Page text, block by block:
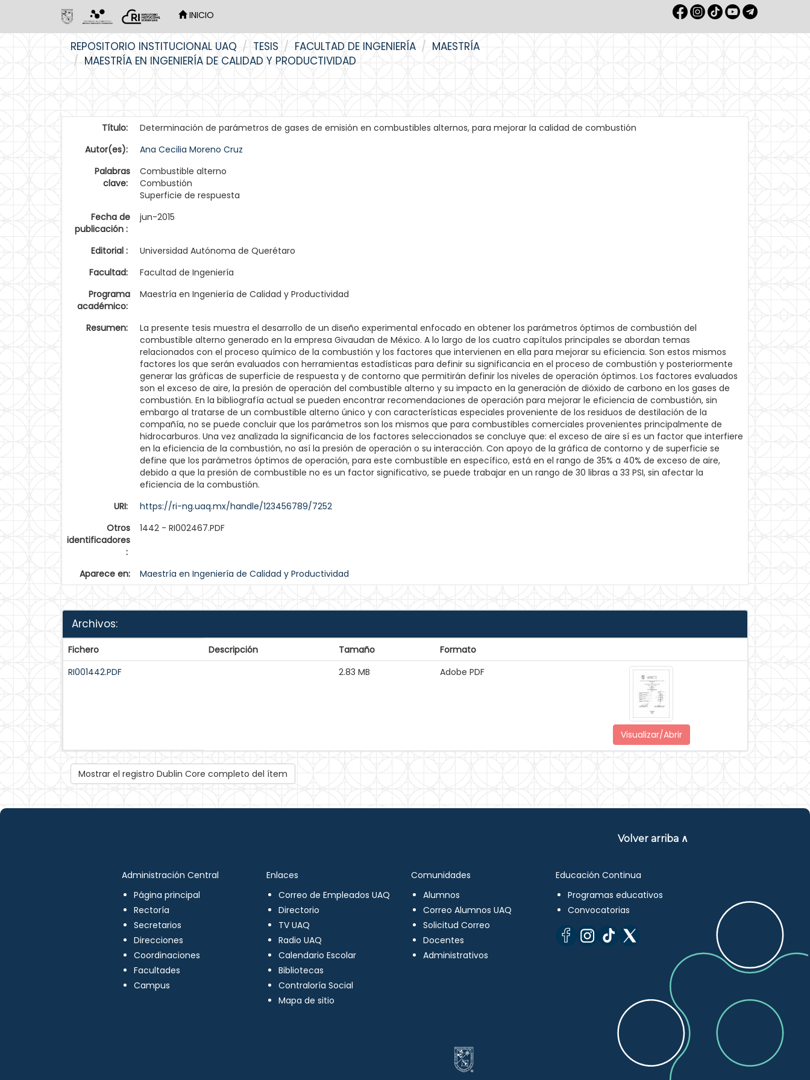
INICIO
REPOSITORIO INSTITUCIONAL UAQ TESIS FACULTAD DE INGENIERÍA
MAESTRÍA
MAESTRÍA EN INGENIERÍA DE CALIDAD Y PRODUCTIVIDAD
Título:
Determinación de parámetros de gases de emisión en combustibles alternos, para mejorar la calidad de combustión
Autor(es):
Ana Cecilia Moreno Cruz
Palabras
clave:
Combustible alterno
Combustión
Superficie de respuesta
Fecha de
publicación :
jun-2015
Editorial :
Universidad Autónoma de Querétaro
Facultad:
Facultad de Ingeniería
Programa
académico:
Maestría en Ingeniería de Calidad y Productividad
Resumen:
La presente tesis muestra el desarrollo de un diseño experimental enfocado en obtener los parámetros óptimos de combustión del
combustible alterno generado en la empresa Givaudan de México. A lo largo de los cuatro capítulos principales se abordan temas
relacionados con el proceso químico de la combustión y los factores que intervienen en ella para mejorar su eficiencia. Son estos mismos
factores los que serán evaluados con herramientas estadísticas para definir su significancia en el proceso de combustión y posteriormente
generar las gráficas de superficie de respuesta y de contorno que permitirán definir los niveles de operación óptimos. Los factores evaluados
son el exceso de aire, la presión de operación del combustible alterno y su impacto en la generación de dióxido de carbono en los gases de
combustión. En la bibliografía actual se pueden encontrar recomendaciones de operación para mejorar le eficiencia de combustión, sin
embargo al tratarse de un combustible alterno único y con características especiales proveniente de los residuos de destilación de la
compañía, no se puede concluir que los parámetros son los mismos que para combustibles comerciales provenientes principalmente de
hidrocarburos. Una vez analizada la significancia de los factores seleccionados se concluye que: el exceso de aire sí es un factor que interfiere
en la eficiencia de la combustión, no así la presión de operación o su interacción. Con apoyo de la gráfica de contorno y de superficie se
define que los parámetros óptimos de operación, para este combustible en específico, está en el rango de 35% a 40% de exceso de aire,
debido a que la presión de combustible no es un factor significativo, se puede trabajar en un rango de 30 libras a 33 PSI, sin afectar la
eficiencia de la combustión.
URI:
https://ri-ng.uaq.mx/handle/123456789/7252
Otros
identificadores
:
1442 - RI002467.PDF
Aparece en: Maestría en Ingeniería de Calidad y Productividad
Archivos:
Fichero Descripción Tamaño
Formato
RI001442.PDF
2.83 MB Adobe PDF
Visualizar/Abrir
Mostrar el registro Dublin Core completo del ítem
Volver arriba ∧
Administración Central
Página principal
Rectoría
Secretarios
Direcciones
Coordinaciones
Facultades
Campus
Enlaces
Correo de Empleados UAQ
Directorio
TV UAQ
Radio UAQ
Calendario Escolar
Bibliotecas
Contraloría Social
Mapa de sitio
Comunidades
Alumnos
Correo Alumnos UAQ
Solicitud Correo
Docentes
Administrativos
Educación Continua
Programas educativos
Convocatorias